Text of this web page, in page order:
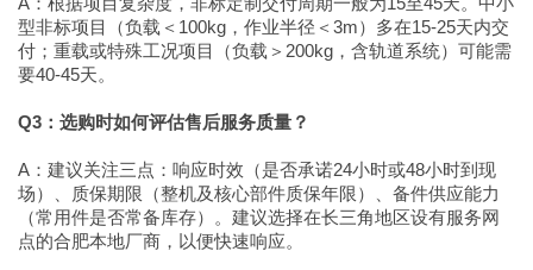
型非标项目（负载＜100kg，作业半径＜3m）多在15-25天内交
付；重载或特殊工况项目（负载＞200kg，含轨道系统）可能需
要40-45天。
Q3：选购时如何评估售后服务质量？
A：建议关注三点：响应时效（是否承诺24小时或48小时到现
场）、质保期限（整机及核心部件质保年限）、备件供应能力
（常用件是否常备库存）。建议选择在长三角地区设有服务网
点的合肥本地厂商，以便快速响应。